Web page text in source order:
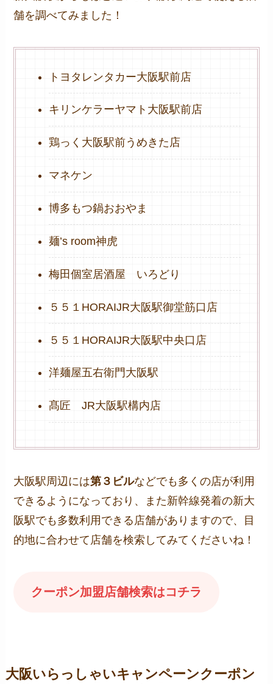
舗を調べてみました！
トヨタレンタカー大阪駅前店
キリンケラーヤマト大阪駅前店
鶏っく大阪駅前うめきた店
マネケン
博多もつ鍋おおやま
麺’s room神虎
梅田個室居酒屋 いろどり
５５１HORAIJR大阪駅御堂筋口店
５５１HORAIJR大阪駅中央口店
洋麺屋五右衛門大阪駅
髙匠 JR大阪駅構内店
大阪駅周辺には第３ビルなどでも多くの店が利用
できるようになっており、また新幹線発着の新大
阪駅でも多数利用できる店舗がありますので、目
的地に合わせて店舗を検索してみてくださいね！
クーポン加盟店舗検索はコチラ
大阪いらっしゃいキャンペーンクーポン